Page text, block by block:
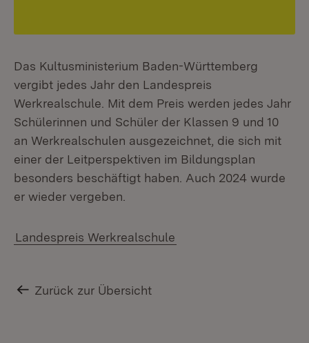
Das Kultusministerium Baden-Württemberg
vergibt jedes Jahr den Landespreis
Werkrealschule. Mit dem Preis werden jedes Jahr
Schülerinnen und Schüler der Klassen 9 und 10
an Werkrealschulen ausgezeichnet, die sich mit
einer der Leitperspektiven im Bildungsplan
besonders beschäftigt haben. Auch 2024 wurde
er wieder vergeben.
Landespreis Werkrealschule
Zurück zur Übersicht